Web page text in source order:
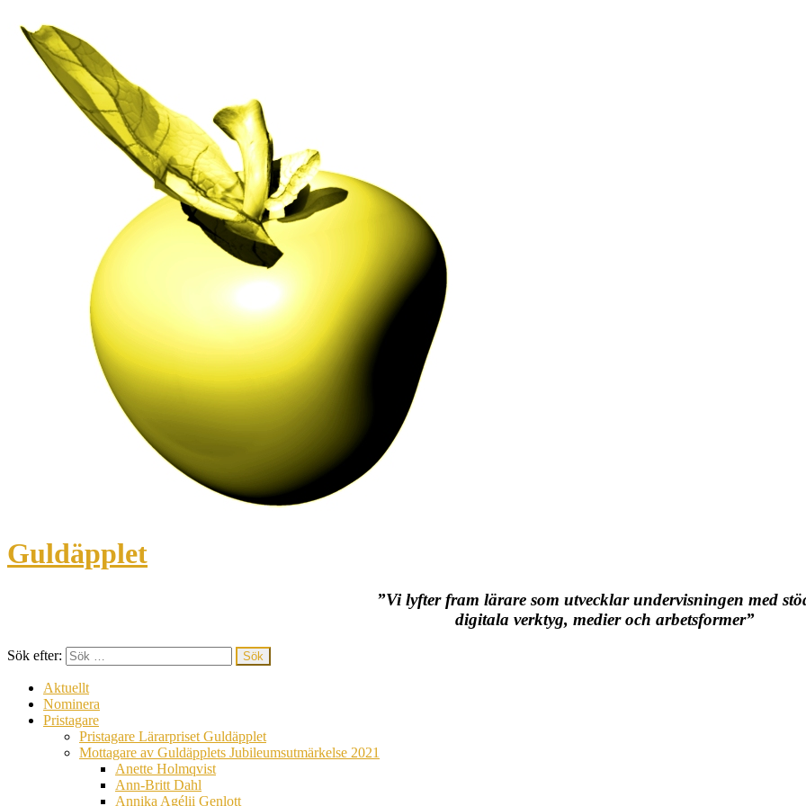
Guldäpplet
”Vi lyfter fram lärare som utvecklar undervisningen med
digitala verktyg, medier och arbetsformer”
Sök efter:
Aktuellt
Nominera
Pristagare
Pristagare Lärarpriset Guldäpplet
Mottagare av Guldäpplets Jubileumsutmärkelse 2021
Anette Holmqvist
Ann-Britt Dahl
Annika Agélii Genlott